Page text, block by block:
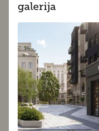
galerija